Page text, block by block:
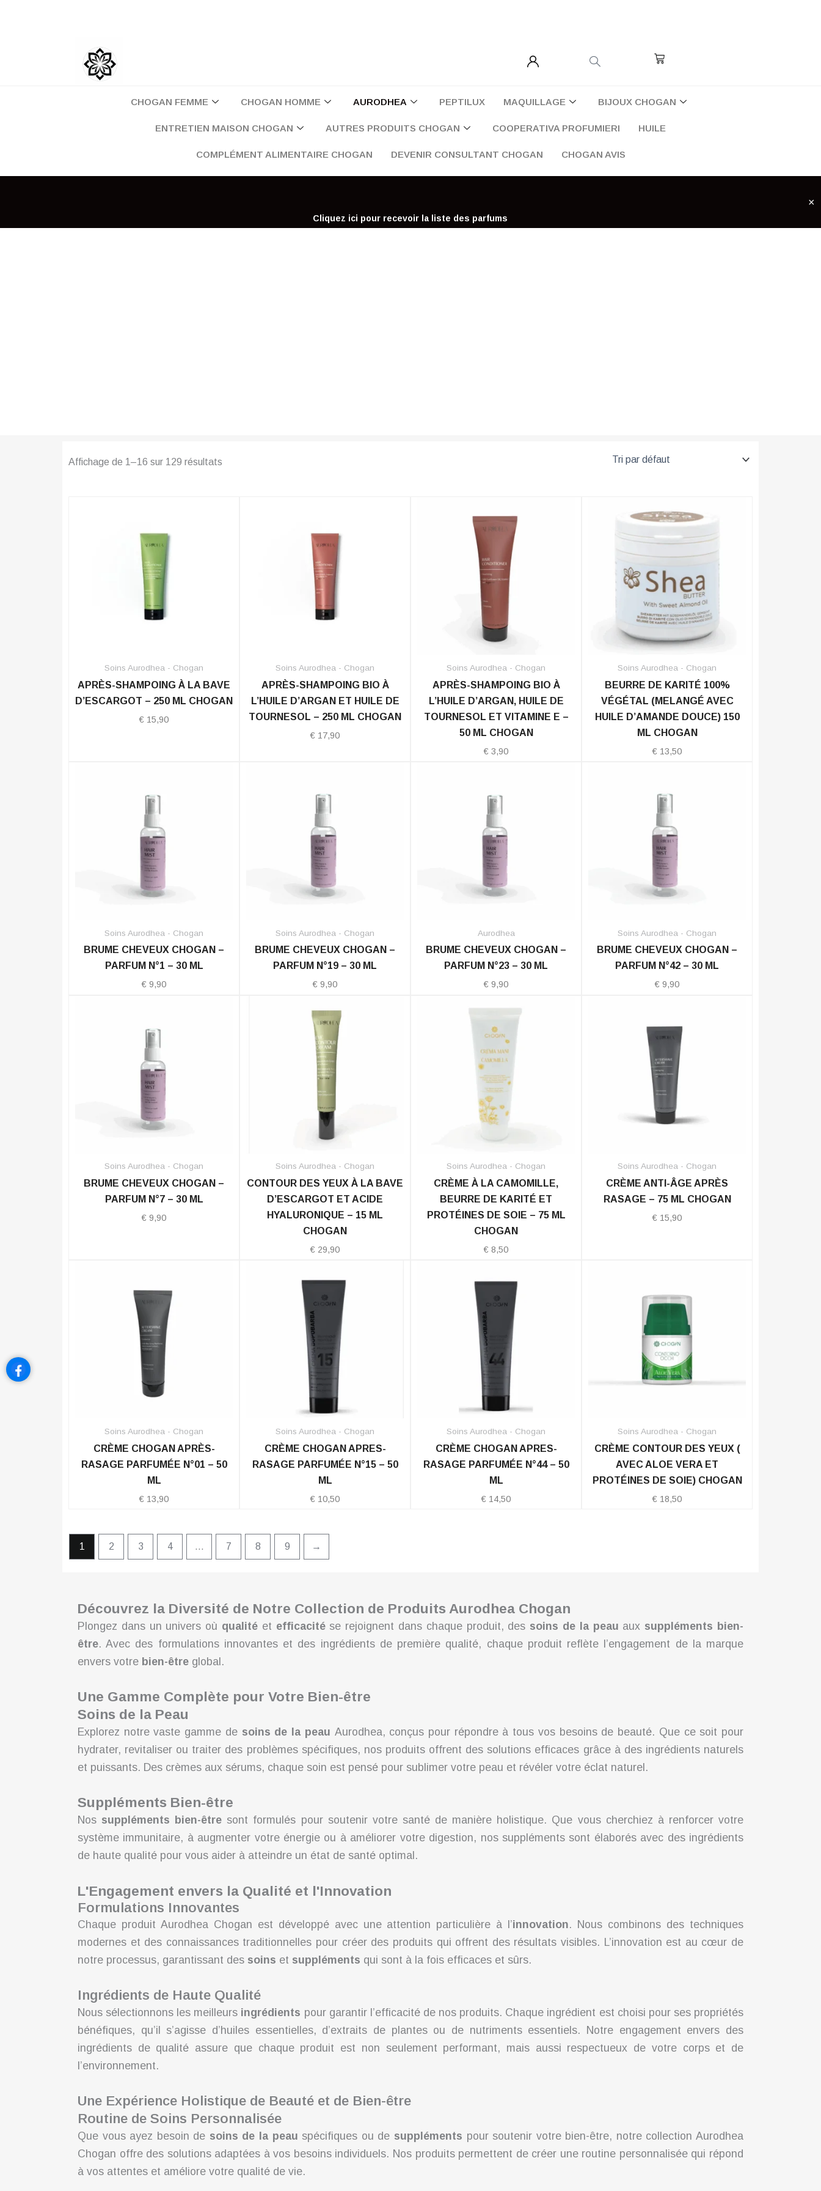
Cart
CHOGAN FEMME CHOGAN HOMME AURODHEA PEPTILUX MAQUILLAGE BIJOUX CHOGAN
ENTRETIEN MAISON CHOGAN AUTRES PRODUITS CHOGAN COOPERATIVA PROFUMIERI HUILE
COMPLÉMENT ALIMENTAIRE CHOGAN DEVENIR CONSULTANT CHOGAN CHOGAN AVIS
Cliquez ici pour recevoir la liste des parfums
×
Affichage de 1–16 sur 129 résultats
Soins Aurodhea - Chogan
APRÈS-SHAMPOING À LA BAVE
D’ESCARGOT – 250 ML CHOGAN
€ 15,90
Soins Aurodhea - Chogan
APRÈS-SHAMPOING BIO À
L’HUILE D’ARGAN ET HUILE DE
TOURNESOL – 250 ML CHOGAN
€ 17,90
Soins Aurodhea - Chogan
APRÈS-SHAMPOING BIO À
L’HUILE D’ARGAN, HUILE DE
TOURNESOL ET VITAMINE E –
50 ML CHOGAN
€ 3,90
Soins Aurodhea - Chogan
BEURRE DE KARITÉ 100%
VÉGÉTAL (MELANGÉ AVEC
HUILE D’AMANDE DOUCE) 150
ML CHOGAN
€ 13,50
Soins Aurodhea - Chogan
BRUME CHEVEUX CHOGAN –
PARFUM N°1 – 30 ML
€ 9,90
Soins Aurodhea - Chogan
BRUME CHEVEUX CHOGAN –
PARFUM N°19 – 30 ML
€ 9,90
Aurodhea
BRUME CHEVEUX CHOGAN –
PARFUM N°23 – 30 ML
€ 9,90
Soins Aurodhea - Chogan
BRUME CHEVEUX CHOGAN –
PARFUM N°42 – 30 ML
€ 9,90
Soins Aurodhea - Chogan
BRUME CHEVEUX CHOGAN –
PARFUM N°7 – 30 ML
€ 9,90
Soins Aurodhea - Chogan
CONTOUR DES YEUX À LA BAVE
D’ESCARGOT ET ACIDE
HYALURONIQUE – 15 ML
CHOGAN
€ 29,90
Soins Aurodhea - Chogan
CRÈME À LA CAMOMILLE,
BEURRE DE KARITÉ ET
PROTÉINES DE SOIE – 75 ML
CHOGAN
€ 8,50
Soins Aurodhea - Chogan
CRÈME ANTI-ÂGE APRÈS
RASAGE – 75 ML CHOGAN
€ 15,90
Soins Aurodhea - Chogan
CRÈME CHOGAN APRÈS-
RASAGE PARFUMÉE N°01 – 50
ML
€ 13,90
Soins Aurodhea - Chogan
CRÈME CHOGAN APRES-
RASAGE PARFUMÉE N°15 – 50
ML
€ 10,50
Soins Aurodhea - Chogan
CRÈME CHOGAN APRES-
RASAGE PARFUMÉE N°44 – 50
ML
€ 14,50
Soins Aurodhea - Chogan
CRÈME CONTOUR DES YEUX (
AVEC ALOE VERA ET
PROTÉINES DE SOIE) CHOGAN
€ 18,50
1 2 3 4 … 7 8 9 →
Découvrez la Diversité de Notre Collection de Produits Aurodhea Chogan
Plongez dans un univers où qualité et efficacitése rejoignent dans chaque produit, des soins de la peau aux suppléments bien-
être. Avec des formulations innovantes et des ingrédients de première qualité, chaque produit reflète l’engagement de la marque
envers votre bien-être global.
Une Gamme Complète pour Votre Bien-être
Soins de la Peau
Explorez notre vaste gamme de soins de la peau Aurodhea, conçus pour répondre à tous vos besoins de beauté. Que ce soit pour
hydrater, revitaliser ou traiter des problèmes spécifiques, nos produits offrent des solutions efficaces grâce à des ingrédients naturels
et puissants. Des crèmes aux sérums, chaque soin est pensé pour sublimer votre peau et révéler votre éclat naturel.
Suppléments Bien-être
Nos suppléments bien-être sont formulés pour soutenir votre santé de manière holistique. Que vous cherchiez à renforcer votre
système immunitaire, à augmenter votre énergie ou à améliorer votre digestion, nos suppléments sont élaborés avec des ingrédients
de haute qualité pour vous aider à atteindre un état de santé optimal.
L'Engagement envers la Qualité et l'Innovation
Formulations Innovantes
Chaque produit Aurodhea Chogan est développé avec une attention particulière à l’innovation. Nous combinons des techniques
modernes et des connaissances traditionnelles pour créer des produits qui offrent des résultats visibles. L’innovation est au cœur de
notre processus, garantissant des soins et suppléments qui sont à la fois efficaces et sûrs.
Ingrédients de Haute Qualité
Nous sélectionnons les meilleurs ingrédients pour garantir l’efficacité de nos produits. Chaque ingrédient est choisi pour ses propriétés
bénéfiques, qu’il s’agisse d’huiles essentielles, d’extraits de plantes ou de nutriments essentiels. Notre engagement envers des
ingrédients de qualité assure que chaque produit est non seulement performant, mais aussi respectueux de votre corps et de
l’environnement.
Une Expérience Holistique de Beauté et de Bien-être
Routine de Soins Personnalisée
Que vous ayez besoin de soins de la peau spécifiques ou de suppléments pour soutenir votre bien-être, notre collection Aurodhea
Chogan offre des solutions adaptées à vos besoins individuels. Nos produits permettent de créer une routine personnalisée qui répond
à vos attentes et améliore votre qualité de vie.